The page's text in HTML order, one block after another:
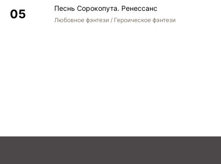
Песнь Сорокопута. Ренессанс
Любовное фэнтези / Героическое фэнтези